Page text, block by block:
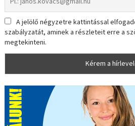
A jelölő négyzetre kattintással
szabályzatát, aminek a részleteit erre a
megtekinteni.